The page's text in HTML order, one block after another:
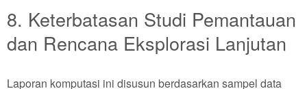
8. Keterbatasan Studi Pemantauan
dan Rencana Eksplorasi Lanjutan
Laporan komputasi ini disusun berdasarkan sampel data